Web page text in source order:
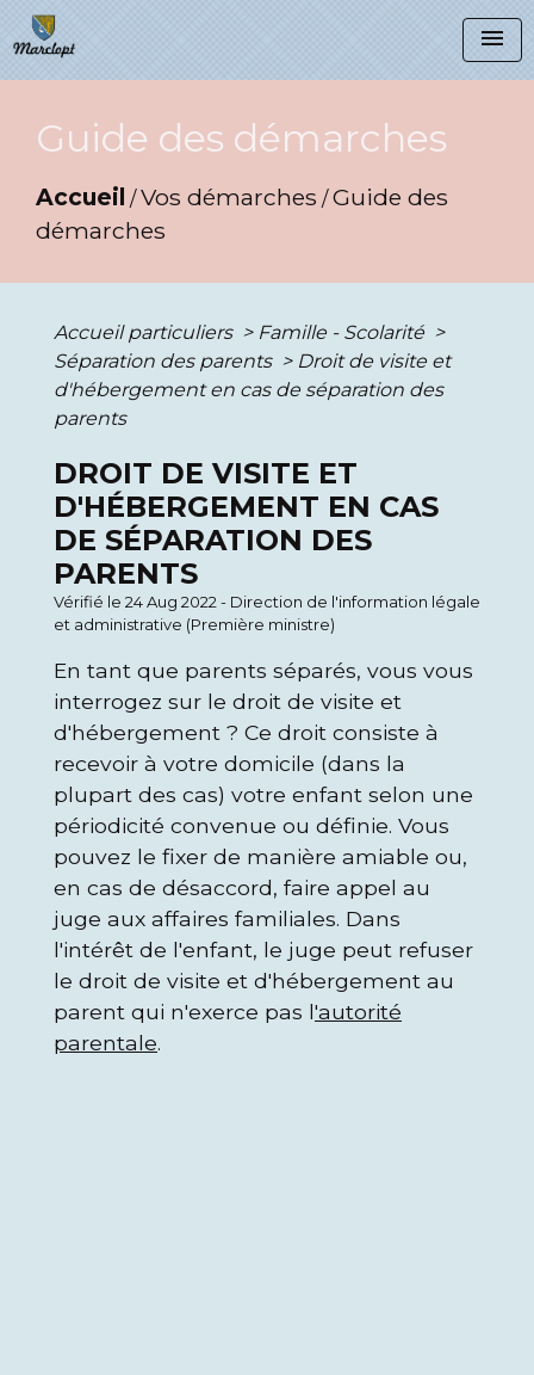
menu
Guide des démarches
Accueil /Vos démarches /Guide des
démarches
Accueil particuliers > Famille - Scolarité >
Séparation des parents > Droit de visite et
d'hébergement en cas de séparation des
parents
DROIT DE VISITE ET
D'HÉBERGEMENT EN CAS
DE SÉPARATION DES
PARENTS
Vérifié le 24 Aug 2022 - Direction de l'information légale
et administrative (Première ministre)
En tant que parents séparés, vous vous
interrogez sur le droit de visite et
d'hébergement ? Ce droit consiste à
recevoir à votre domicile (dans la
plupart des cas) votre enfant selon une
périodicité convenue ou définie. Vous
pouvez le fixer de manière amiable ou,
en cas de désaccord, faire appel au
juge aux affaires familiales. Dans
l'intérêt de l'enfant, le juge peut refuser
le droit de visite et d'hébergement au
parent qui n'exerce pas l'autorité
parentale.